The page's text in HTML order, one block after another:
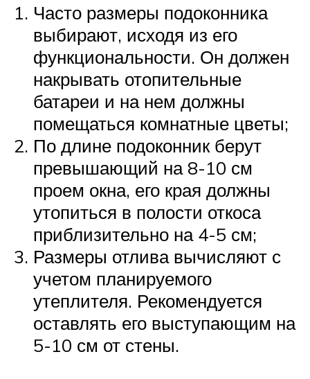
Часто размеры подоконника
выбирают, исходя из его
функциональности. Он должен
накрывать отопительные
батареи и на нем должны
помещаться комнатные цветы;
По длине подоконник берут
превышающий на 8-10 см
проем окна, его края должны
утопиться в полости откоса
приблизительно на 4-5 см;
Размеры отлива вычисляют с
учетом планируемого
утеплителя. Рекомендуется
оставлять его выступающим на
5-10 см от стены.